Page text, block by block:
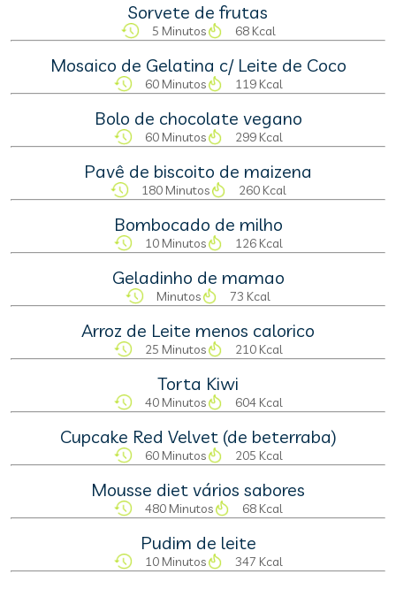
Sorvete de frutas
5 Minutos 68 Kcal
Mosaico de Gelatina c/ Leite de Coco
60 Minutos 119 Kcal
Bolo de chocolate vegano
60 Minutos 299 Kcal
Pavê de biscoito de maizena
180 Minutos 260 Kcal
Bombocado de milho
10 Minutos 126 Kcal
Geladinho de mamao
Minutos 73 Kcal
Arroz de Leite menos calorico
25 Minutos 210 Kcal
Torta Kiwi
40 Minutos 604 Kcal
Cupcake Red Velvet (de beterraba)
60 Minutos 205 Kcal
Mousse diet vários sabores
480 Minutos 68 Kcal
Pudim de leite
10 Minutos 347 Kcal